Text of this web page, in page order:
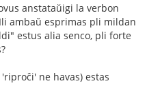
anstataŭigi la verbon
ambaŭ esprimas pli mildan
estus alia senco, pli forte
ne havas) estas